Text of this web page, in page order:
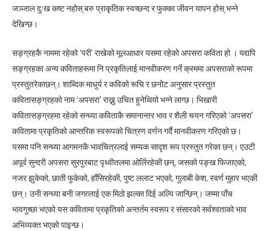
जञ्जाल दुःख कष्ट नहोस् बरु प्राकृतिक स्वच्छन्द र फुक्का जीवन यापन होस् भन्ने
देखिन्छ।
सङ्ग्रहकै नाममा रहेको ‘परी’ राखेको मूलआधार यसमा रहेको अपसरा कविता हो । यद्यपि
सङ्ग्रहका अन्य कविताहरूमा नि प्रकृतिलाई मानवीकरण गर्ने क्रममा अपसराको रूपमा
प्रस्तुतरेकाछन्। शाब्दिक माधुर्य र कविको रूचि र छनोट अनुसार प्रस्तुत
कवितासङ्ग्रहको नाम ‘अपसरा’ राख्नु उचित हुनेथियो भन्ने लाग्छ। भिखारी
कवितासङ्ग्रहमा रहेको सन्ध्या कविताकै समानान्तर भाव र शैली चयन गरिएको ‘अपसरा’
कवितामा प्रकृतिको आन्तरिक स्वरूपको चित्रण वर्णन गर्दै मानवीकरण गरिएको छ।
यसमा पनि सन्ध्या आगमनकै भावचित्रलाई सम्यक सादृश रूप प्रस्तुत गरेका छन्। एउटी
अपूर्व सुन्दरी अपसरा सुरपुरबाट पृथ्वीतलमा ओर्लिरहेकी छन्, जसको पङ्ख फिजाएको,
नजर झुकेको, छाती फुकेको, हाँसिरहेकी, पुष्ट ललाट भएको, गुलाबी केश, स्वर्ण मुहार भएकी
छन्। उनी सन्ध्या बनी जगत्लाई एक मिठो झल्का दिई अल्पि जान्छिन्। जम्मा पाँच
भावगुच्छा भएको यस कवितामा प्रकृतिको अन्तर्तम स्वरूप र संसारको सर्वश्वताको भाव
अभिव्यक्त भएको पाइन्छ।